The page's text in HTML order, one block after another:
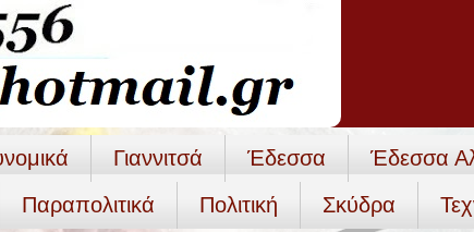
Γιαννιτσά Έδεσσα Έδεσσα
Παραπολιτικά Πολιτική Σκύδρα